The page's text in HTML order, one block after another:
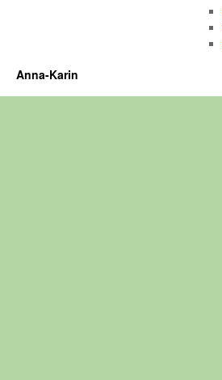
Anna-Karin